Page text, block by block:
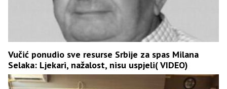
Vučić ponudio sve resurse Srbije za spas Milana
Selaka: Ljekari, nažalost, nisu uspjeli( VIDEO)